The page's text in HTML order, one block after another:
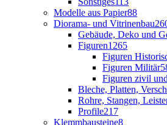
Modelle aus Papier88
Diorama- und Vitrinenbau
Gebäude, Deko und
Figuren1265
Figuren
Figuren Militär
Figuren zivil
Bleche, Platten,
Rohre, Stangen,
Profile217
Klemmbausteine8